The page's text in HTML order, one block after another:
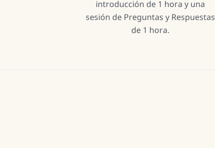
introducción de 1 hora y una
sesión de Preguntas y Respuestas
de 1 hora.